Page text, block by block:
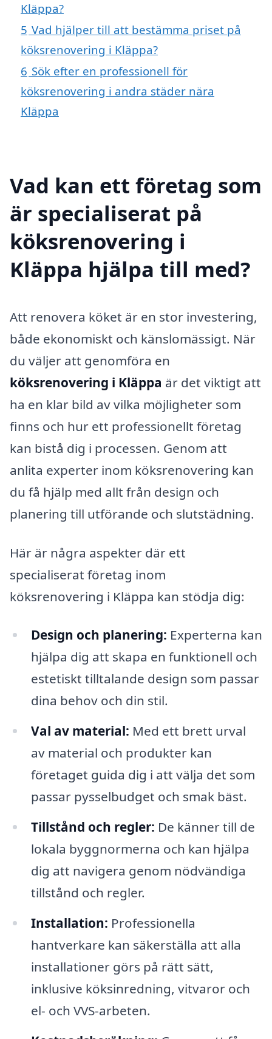
Kläppa?
5 Vad hjälper till att bestämma priset på
köksrenovering i Kläppa?
6 Sök efter en professionell för
köksrenovering i andra städer nära
Kläppa
Vad kan ett företag som
är specialiserat på
köksrenovering i
Kläppa hjälpa till med?
Att renovera köket är en stor investering,
både ekonomiskt och känslomässigt. När
du väljer att genomföra en
köksrenovering i Kläppa är det viktigt att
ha en klar bild av vilka möjligheter som
finns och hur ett professionellt företag
kan bistå dig i processen. Genom att
anlita experter inom köksrenovering kan
du få hjälp med allt från design och
planering till utförande och slutstädning.
Här är några aspekter där ett
specialiserat företag inom
köksrenovering i Kläppa kan stödja dig:
Design och planering: Experterna kan
hjälpa dig att skapa en funktionell och
estetiskt tilltalande design som passar
dina behov och din stil.
Val av material: Med ett brett urval
av material och produkter kan
företaget guida dig i att välja det som
passar pysselbudget och smak bäst.
Tillstånd och regler: De känner till de
lokala byggnormerna och kan hjälpa
dig att navigera genom nödvändiga
tillstånd och regler.
Installation: Professionella
hantverkare kan säkerställa att alla
installationer görs på rätt sätt,
inklusive köksinredning, vitvaror och
el- och VVS-arbeten.